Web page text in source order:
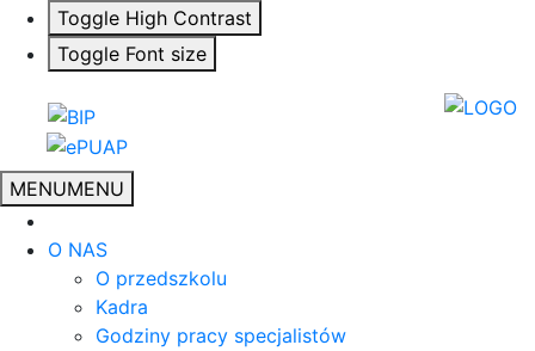
Toggle High Contrast
Toggle Font size
MENUMENU
O NAS
O przedszkolu
Kadra
Godziny pracy specjalistów